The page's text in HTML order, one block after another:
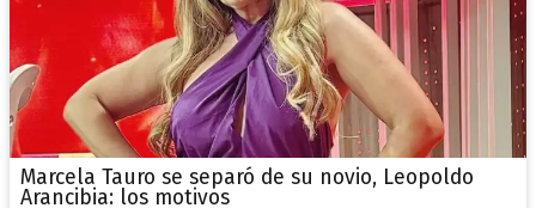
Marcela Tauro se separó de su novio, Leopoldo
Arancibia: los motivos